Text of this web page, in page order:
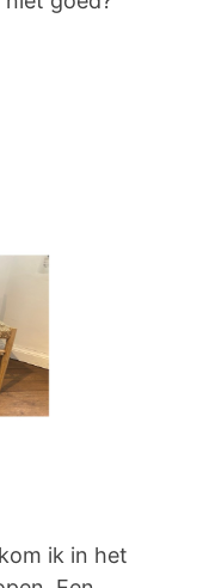
ik in het